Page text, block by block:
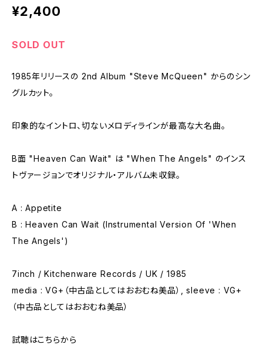
¥2,400
SOLD OUT
1985年リリースの 2nd Album "Steve McQueen" からのシン
グルカット。
印象的なイントロ、切ないメロディラインが最高な大名曲。
B面 "Heaven Can Wait" は "When The Angels" のインス
トヴァージョンでオリジナル・アルバム未収録。
A : Appetite
B : Heaven Can Wait (Instrumental Version Of 'When
The Angels')
7inch / Kitchenware Records / UK / 1985
media : VG+（中古品としてはおおむね美品）, sleeve : VG+
（中古品としてはおおむね美品）
試聴はこちらから